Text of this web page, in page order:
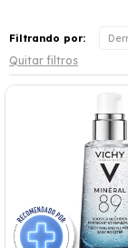
Filtrando por:
Quitar filtros